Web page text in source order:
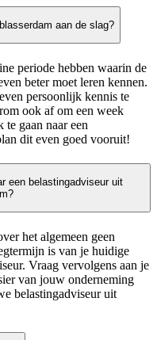
aan de slag?
periode hebben waarin de
beter moet leren kennen.
persoonlijk kennis te
ook af om een week
gaan naar een
dit even goed vooruit!
een belastingadviseur uit
het algemeen geen
is van je huidige
Vraag vervolgens aan je
van jouw onderneming
belastingadviseur uit